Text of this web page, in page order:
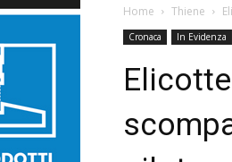
Home Thiene
Cronaca In Evidenza